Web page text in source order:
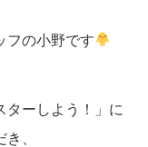
フの小野です
ターしよう！」に
、